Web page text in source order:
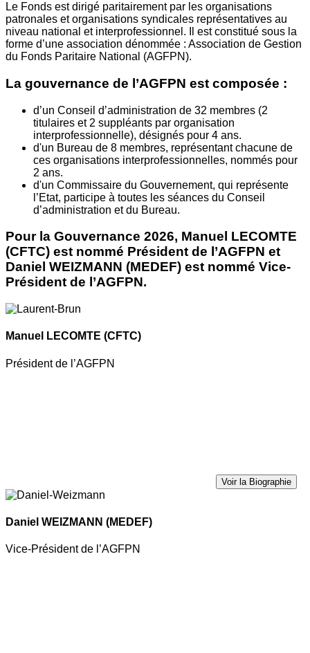
Le Fonds est dirigé paritairement par les organisations
patronales et organisations syndicales représentatives au
niveau national et interprofessionnel. Il est constitué sous la
forme d’une association dénommée : Association de Gestion
du Fonds Paritaire National (AGFPN).
La gouvernance de l’AGFPN est composée :
d’un Conseil d’administration de 32 membres (2
titulaires et 2 suppléants par organisation
interprofessionnelle), désignés pour 4 ans.
d'un Bureau de 8 membres, représentant chacune de
ces organisations interprofessionnelles, nommés pour
2 ans.
d'un Commissaire du Gouvernement, qui représente
l’Etat, participe à toutes les séances du Conseil
d’administration et du Bureau.
Pour la Gouvernance 2026, Manuel LECOMTE
(CFTC) est nommé Président de l’AGFPN et
Daniel WEIZMANN (MEDEF) est nommé Vice-
Président de l’AGFPN.
Manuel LECOMTE (CFTC)
Président de l’AGFPN
Voir la Biographie
Daniel WEIZMANN (MEDEF)
Vice-Président de l’AGFPN